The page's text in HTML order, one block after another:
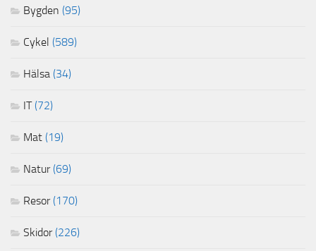
Bygden (95)
Cykel (589)
Hälsa (34)
IT(72)
Mat (19)
Natur(69)
Resor(170)
Skidor(226)